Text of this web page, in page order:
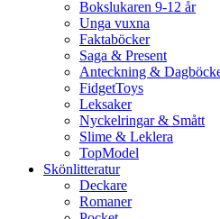
Bokslukaren 9-12 år
Unga vuxna
Faktaböcker
Saga & Present
Anteckning &
FidgetToys
Leksaker
Nyckelringar & Smått
Slime & Leklera
TopModel
Skönlitteratur
Deckare
Romaner